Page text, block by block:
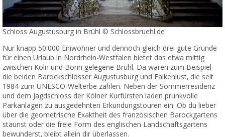
Schloss Augustusburg in Brühl © Schlossbruehl.de
Nur knapp 50.000 Einwohner und dennoch gleich drei gute Gründe
für einen Urlaub in Nordrhein-Westfalen bietet das etwa mittig
zwischen Köln und Bonn gelegene Brühl. Da wären zum Beispiel
die beiden Barockschlösser Augustusburg und Falkenlust, die seit
1984 zum UNESCO-Welterbe zählen. Neben der Sommerresidenz
und dem Jagdschloss der Kölner Kurfürsten laden prunkvolle
Parkanlagen zu ausgedehnten Erkundungstouren ein. Ob du lieber
über die geometrische Exaktheit des französischen Barockgartens
staunst oder die freie Form des englischen Landschaftsgartens
bewunderst, bleibt allein dir überlassen.